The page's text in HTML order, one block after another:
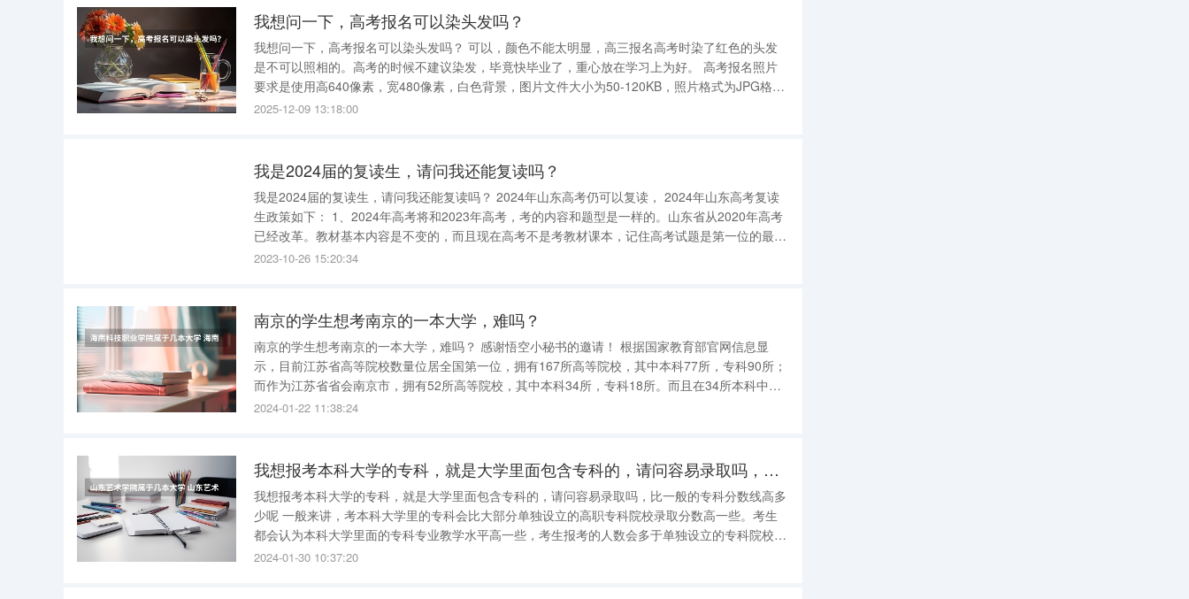
我想问一下，高考报名可以染头发吗？
我想问一下，高考报名可以染头发吗？ 可以，颜色不能太明显，高三报名高考时染了红色的头发
是不可以照相的。高考的时候不建议染发，毕竟快毕业了，重心放在学习上为好。 高考报名照片
要求是使用高640像素，宽480像素，白色背景，图片文件大小为50-120KB，照片格式为JPG格
式，满足以上要求的照片才能够正常上传使用。应届高中毕业生持高中学籍证明（由所在学校统一
2025-12-09 13:18:00
我是2024届的复读生，请问我还能复读吗？
我是2024届的复读生，请问我还能复读吗？ 2024年山东高考仍可以复读， 2024年山东高考复读
生政策如下： 1、2024年高考将和2023年高考，考的内容和题型是一样的。山东省从2020年高考
已经改革。教材基本内容是不变的，而且现在高考不是考教材课本，记住高考试题是第一位的最核
心的，而不是教材课本。 2、2023年山东高考后可以复读！自1977年恢复高考以来，每年都有复
2023-10-26 15:20:34
南京的学生想考南京的一本大学，难吗？
南京的学生想考南京的一本大学，难吗？ 感谢悟空小秘书的邀请！ 根据国家教育部官网信息显
示，目前江苏省高等院校数量位居全国第一位，拥有167所高等院校，其中本科77所，专科90所；
而作为江苏省省会南京市，拥有52所高等院校，其中本科34所，专科18所。而且在34所本科中，
有6所 211大学 ，2所 985高校 ，这也使得南京市在中国城市高等教育中，实力排名仅次于北京、
2024-01-22 11:38:24
我想报考本科大学的专科，就是大学里面包含专科的，请问容易录取吗，比一般的专科分数线高多少呢
我想报考本科大学的专科，就是大学里面包含专科的，请问容易录取吗，比一般的专科分数线高多
少呢 一般来讲，考本科大学里的专科会比大部分单独设立的高职专科院校录取分数高一些。考生
都会认为本科大学里面的专科专业教学水平高一些，考生报考的人数会多于单独设立的专科院校。
不同的院校在不同省份的录取分数线都不一样，无法准确给出，大致会在350－400分左右吧。 本
2024-01-30 10:37:20